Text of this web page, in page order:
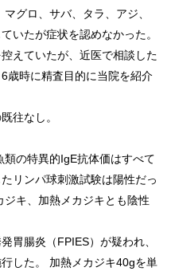
グロ、サバ、タラ、アジ、
いたが症状を認めなかった。
えていたが、近医で相談した
歳時に精査目的に当院を紹介
往なし。
の特異的IgE抗体価はすべて
リンパ球刺激試験は陽性だっ
キ、加熱メカジキとも陰性
胃腸炎（FPIES）が疑われ、
した。 加熱メカジキ40gを単